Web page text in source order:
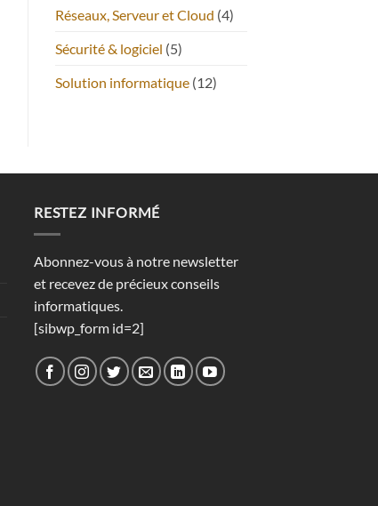
Réseaux, Serveur et Cloud (4)
Sécurité & logiciel (5)
Solution informatique(12)
RESTEZ INFORMÉ
Abonnez-vous à notre newsletter
et recevez de précieux conseils
informatiques.
[sibwp_form id=2]